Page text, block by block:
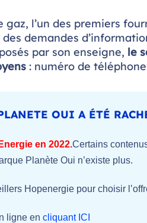
gaz, l’un des premiers
demandes
par son enseigne, le
: numéro de
OUI A ÉTÉ
en 2022.Certains
Planète Oui n’existe plus.
Hopenergie pour choisir
ligne en cliquant ICI